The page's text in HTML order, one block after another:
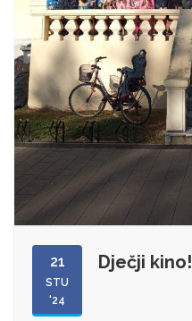
21
STU
'24
Dječji kino!